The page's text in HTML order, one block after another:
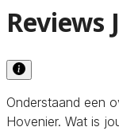
Reviews
Onderstaand een
Hovenier. Wat is